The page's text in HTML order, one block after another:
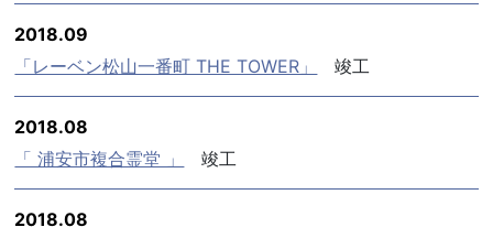
2018.09
「レーベン松山一番町 THE TOWER」
竣工
2018.08
「 浦安市複合霊堂 」
竣工
2018.08